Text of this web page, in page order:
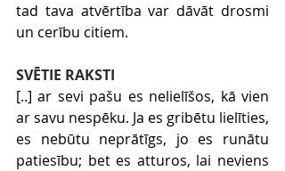
tad tava atvērtība var dāvāt drosmi
un cerību citiem.
SVĒTIE RAKSTI
[..] ar sevi pašu es nelielīšos, kā vien
ar savu nespēku. Ja es gribētu lielīties,
es nebūtu neprātīgs, jo es runātu
patiesību; bet es atturos, lai neviens